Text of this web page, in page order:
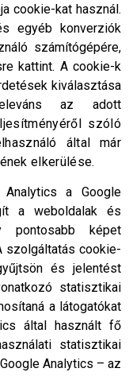
cookie-kat használ.
egyéb konverziók
számítógépére,
kattint. A cookie-k
kiválasztása
az adott
szóló
által már
elkerülése.
a Google
a weboldalak és
pontosabb képet
szolgáltatás cookie-
és jelentést
statisztikai
a látogatókat
által használt fő
statisztikai
Analytics – az